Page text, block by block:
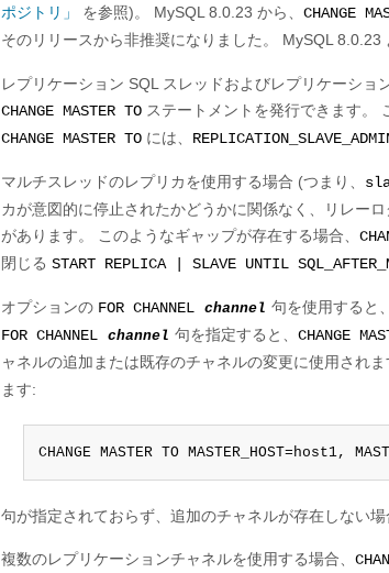
ポジトリ」
を参照)。 MySQL 8.0.23 から、 CHANGE
そのリリースから非推奨になりました。 MySQL 8.0.23
レプリケーション SQL スレッドおよびレプリケーシ
CHANGE MASTER TO ステートメントを発行できます。
CHANGE MASTER TO には、
マルチスレッドのレプリカを使用する場合 (つまり、
カが意図的に停止されたかどうかに関係なく、リレー
があります。 このようなギャップが存在する場合、
閉じる START REPLICA | SLAVE UNTIL
オプションの FOR CHANNEL channel 句を使用すると
FOR CHANNEL channel 句を指定すると、 CHANGE
ャネルの追加または既存のチャネルの変更に使用されま
ます:
CHANGE MASTER TO MASTER_HOST=host1,
句が指定されておらず、追加のチャネルが存在しない
複数のレプリケーションチャネルを使用する場合、